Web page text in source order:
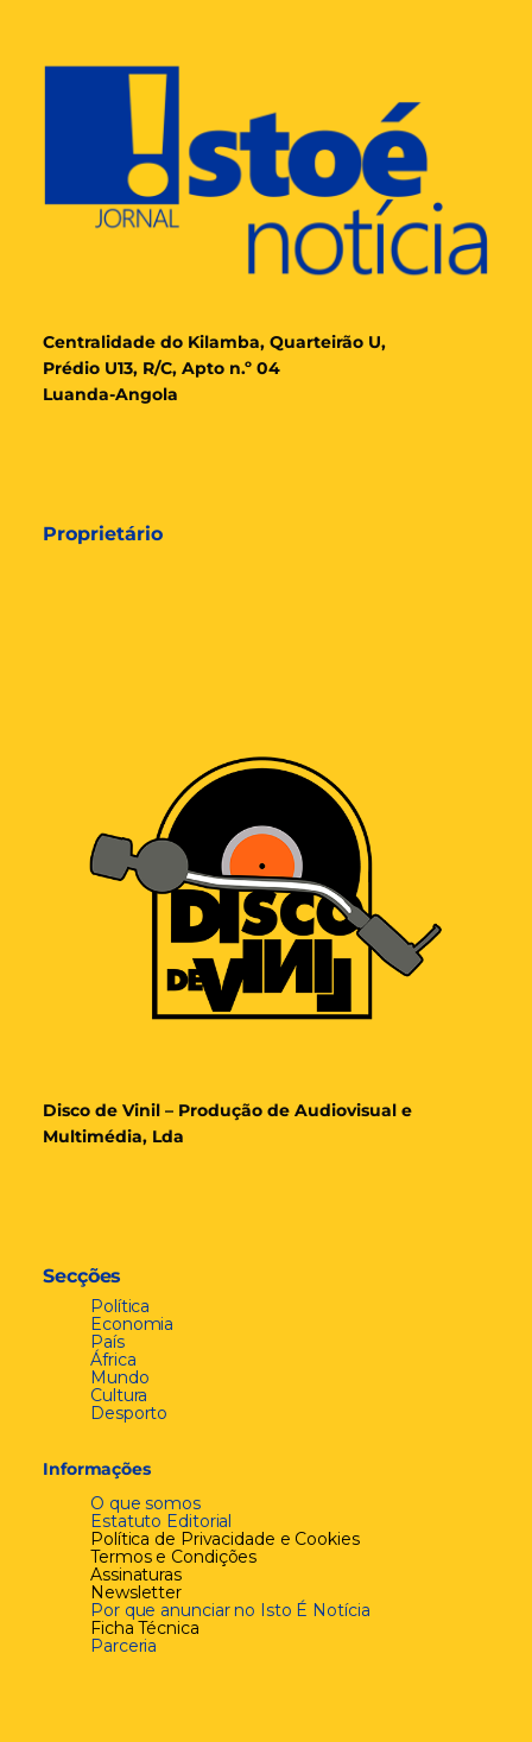
Centralidade do Kilamba, Quarteirão U,
Prédio U13, R/C, Apto n.º 04
Luanda-Angola
Proprietário
Disco de Vinil – Produção de Audiovisual e
Multimédia, Lda
Secções
Política
Economia
País
África
Mundo
Cultura
Desporto
Informações
O que somos
Estatuto Editorial
Política de Privacidade e Cookies
Termos e Condições
Assinaturas
Newsletter
Por que anunciar no Isto É Notícia
Ficha Técnica
Parceria